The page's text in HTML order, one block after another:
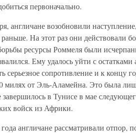
первоначально.
англичане возобновили
На этот раз они действовали
ресурсы Роммеля были
Ему удалось уйти с
серьезное сопротивление и к концу
милях от Эль-Аламейна. Это была
завершилось в Тунисе в мае
войск из Африки.
англичане рассматривали